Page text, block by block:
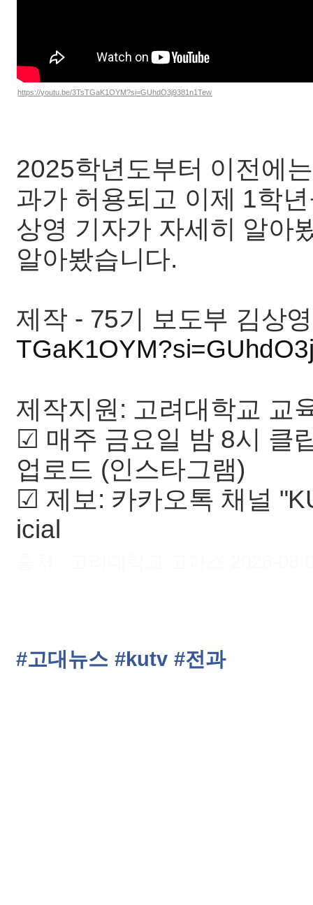
https://youtu.be/3TsTGaK1OYM?si=GUhdO3j9381n1Tew
2025학년도부터 이전에
과가 허용되고 이제 1학
상영 기자가 자세히 알아
알아봤습니다.
제작 - 75기 보도부 김상
제작지원: 고려대학교 교
☑ 매주 금요일 밤 8시 클
업로드 (인스타그램)
☑ 제보: 카카오톡 채널
icial
#고대뉴스 #kutv #전과